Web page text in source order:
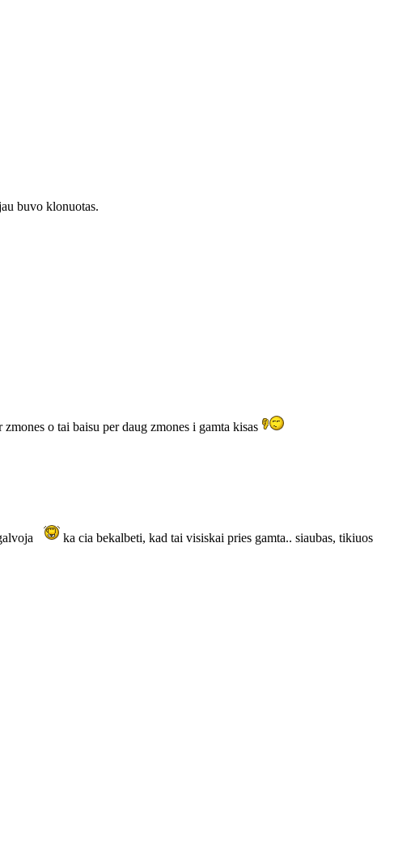
buvo klonuotas.
o tai baisu per daug zmones i gamta kisas
ka cia bekalbeti, kad tai visiskai pries gamta.. siaubas, tikiuos